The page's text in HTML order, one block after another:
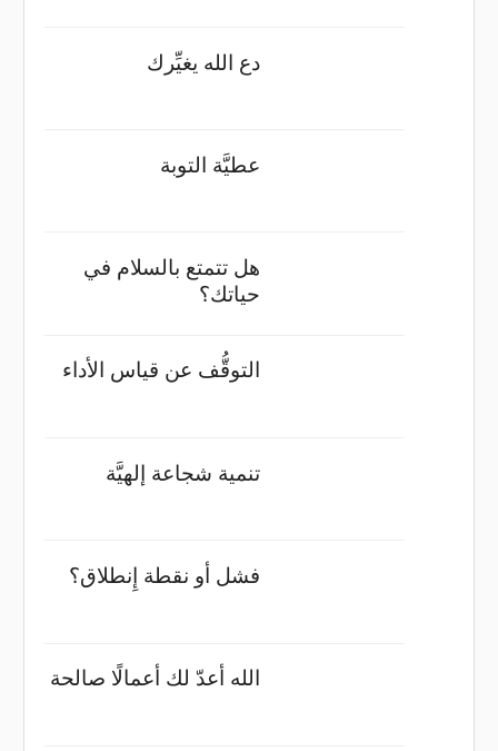
دع الله يغيِّرك
عطيَّة التوبة
هل تتمتع بالسلام في
حياتك؟
التوقُّف عن قياس الأداء
تنمية شجاعة إلهيَّة
فشل أو نقطة إِنطلاق؟
الله أعدّ لك أعمالًا صالحة